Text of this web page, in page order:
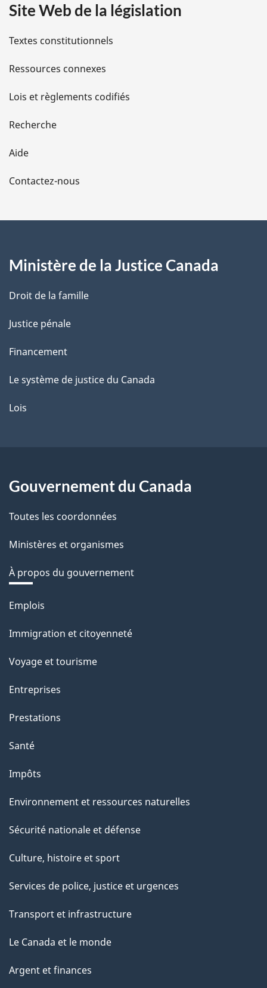
i
l
s
d
e
l
a
e
Site Web de la législation
Textes constitutionnels
Ressources connexes
Lois et règlements codifiés
Recherche
Aide
Contactez-nous
Ministère de la Justice Canada
Droit de la famille
Justice pénale
Financement
Le système de justice du Canada
Lois
Gouvernement du Canada
Toutes les coordonnées
Ministères et organismes
À propos du gouvernement
Thèmes
sujets
Emplois
Immigration et citoyenneté
Voyage et tourisme
Entreprises
Prestations
Santé
Impôts
Environnement et ressources naturelles
Sécurité nationale et défense
Culture, histoire et sport
Services de police, justice et urgences
Transport et infrastructure
Le Canada et le monde
Argent et finances